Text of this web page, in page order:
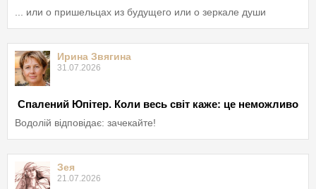
... или о пришельцах из будущего или о зеркале души
Ирина Звягина
31.07.2026
Спалений Юпітер. Коли весь світ каже: це неможливо
Водолій відповідає: зачекайте!
Зея
21.07.2026